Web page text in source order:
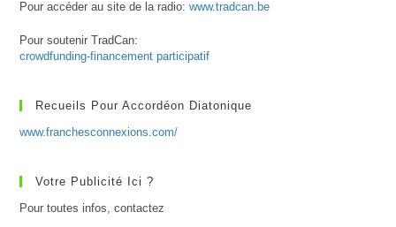
Pour accéder au site de la radio:www.tradcan.be
Pour soutenir TradCan:
crowdfunding-financement participatif
Recueils Pour Accordéon Diatonique
www.franchesconnexions.com/
Votre Publicité Ici ?
Pour toutes infos, contactez